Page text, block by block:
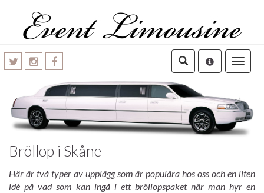
Toggle
Bröllop i Skåne
Här är två typer av upplägg som är populära hos oss och en liten
idé på vad som kan ingå i ett bröllopspaket när man hyr en